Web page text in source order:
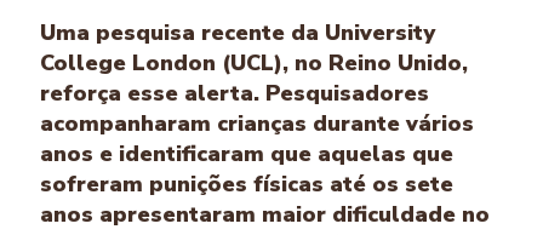
Uma pesquisa recente da University
College London (UCL), no Reino Unido,
reforça esse alerta. Pesquisadores
acompanharam crianças durante vários
anos e identificaram que aquelas que
sofreram punições físicas até os sete
anos apresentaram maior dificuldade no